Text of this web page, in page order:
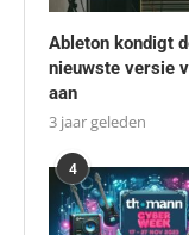
Ableton kondigt
nieuwste versie
aan
3 jaar geleden
4